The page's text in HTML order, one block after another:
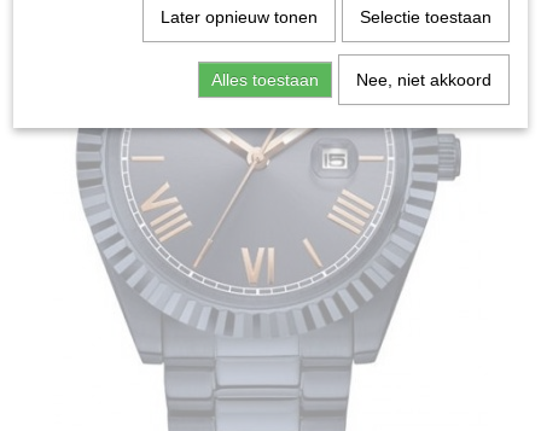
Later opnieuw tonen Selectie toestaan
Alles toestaan Nee, niet akkoord